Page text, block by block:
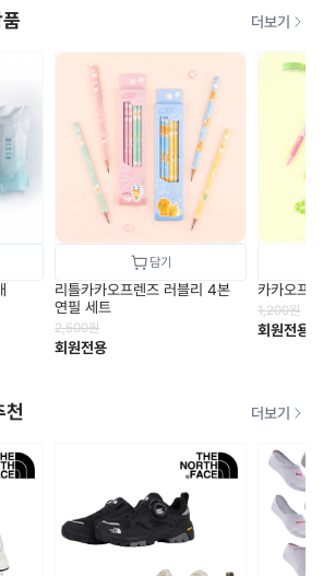
더보기
리틀카카오프렌즈 러블리 4본
연필 세트
2,500원
회원전용
카카오프
1,200원
회원전용
천 더보기